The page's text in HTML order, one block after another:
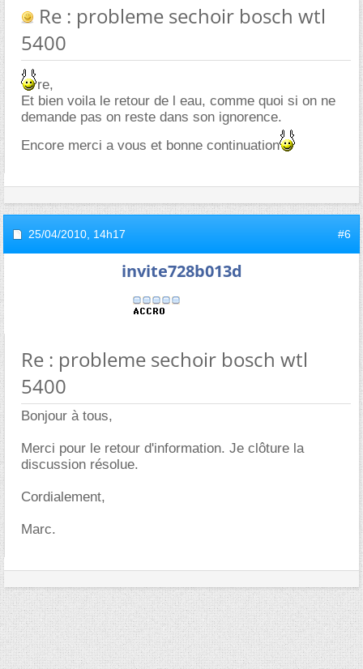
Re : probleme sechoir bosch wtl
5400
re,
Et bien voila le retour de l eau, comme quoi si on ne
demande pas on reste dans son ignorence.
Encore merci a vous et bonne continuation
25/04/2010, 14h17 #6
invite728b013d
Re : probleme sechoir bosch wtl
5400
Bonjour à tous,
Merci pour le retour d'information. Je clôture la
discussion résolue.
Cordialement,
Marc.